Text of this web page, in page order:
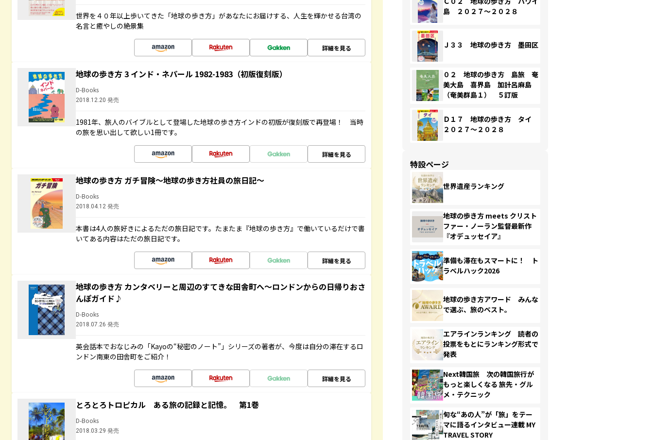
世界を４０年以上歩いてきた「地球の歩き方」があなたにお届けする、人生を輝かせる台湾の
名言と癒やしの絶景集
詳細を見る
地球の歩き方 3 インド・ネパール 1982-1983（初版復刻版）
D-Books
2018.12.20 発売
1981年、旅人のバイブルとして登場した地球の歩き方インドの初版が復刻版で再登場！ 当時
の旅を思い出して欲しい1冊です。
詳細を見る
地球の歩き方 ガチ冒険～地球の歩き方社員の旅日記～
D-Books
2018.04.12 発売
本書は4人の旅好きによるただの旅日記です。たまたま『地球の歩き方』で働いているだけで書
いてある内容はただの旅日記です。
詳細を見る
地球の歩き方 カンタベリーと周辺のすてきな田舎町へ～ロンドンからの日帰りおさ
んぽガイド♪
D-Books
2018.07.26 発売
英会話本でおなじみの「Kayoの“秘密のノート”」シリーズの著者が、今度は自分の滞在するロ
ンドン南東の田舎町をご紹介！
詳細を見る
とろとろトロピカル ある旅の記録と記憶。 第1巻
D-Books
2018.03.29 発売
島 ２０２７～２０２８
Ｊ３３ 地球の歩き方 墨田区
０２ 地球の歩き方 島旅 奄
美大島 喜界島 加計呂麻島
（奄美群島１） ５訂版
Ｄ１７ 地球の歩き方 タイ
２０２７～２０２８
特設ページ
世界遺産ランキング
地球の歩き方 meets クリスト
ファー・ノーラン監督最新作
『オデュッセイア』
準備も滞在もスマートに！ ト
ラベルハック2026
地球の歩き方アワード みんな
で選ぶ、旅のベスト。
エアラインランキング 読者の
投票をもとにランキング形式で
発表
Next韓国旅 次の韓国旅行が
もっと楽しくなる 旅先・グル
メ・テクニック
旬な“あの人”が「旅」をテー
マに語るインタビュー連載 MY
TRAVEL STORY